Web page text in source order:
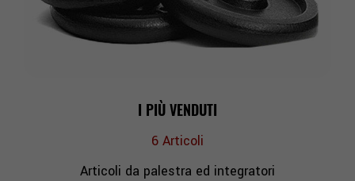
I PIÙ VENDUTI
6 Articoli
Articoli da palestra ed integratori